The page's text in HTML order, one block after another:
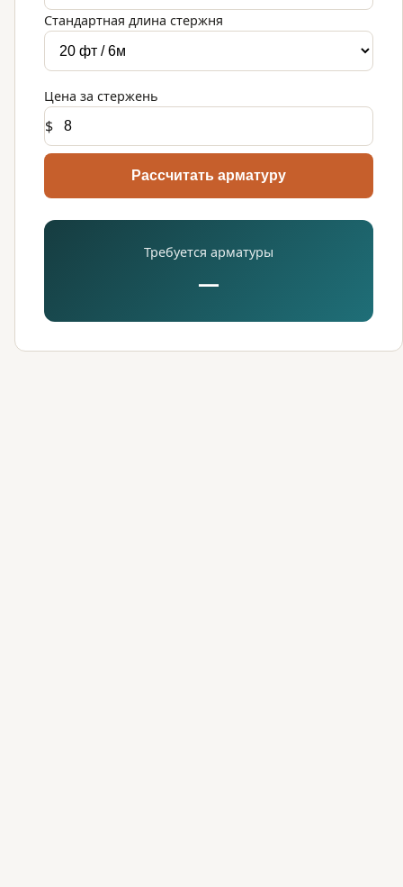
Стандартная длина стержня
Цена за стержень
$
Рассчитать арматуру
Требуется арматуры
—